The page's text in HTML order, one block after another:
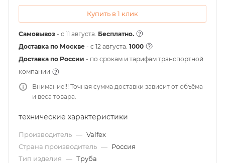
Купить в 1 клик
Самовывоз - с 11 августа. Бесплатно.
Доставка по Москве - c 12 августа. 1000
Доставка по России - по срокам и тарифам транспортной
компании
Внимание!!! Точная сумма доставки зависит от объёма
и веса товара.
технические характеристики
Производитель — Valfex
Страна производитель — Россия
Тип изделия — Труба